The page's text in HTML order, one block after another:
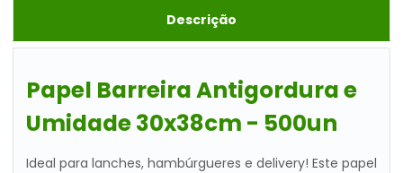
Descrição
Papel Barreira Antigordura e
Umidade 30x38cm - 500un
Ideal para lanches, hambúrgueres e delivery! Este papel